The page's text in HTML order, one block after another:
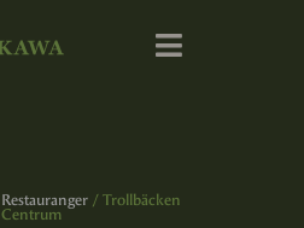
Restauranger/ Trollbäcken
Centrum